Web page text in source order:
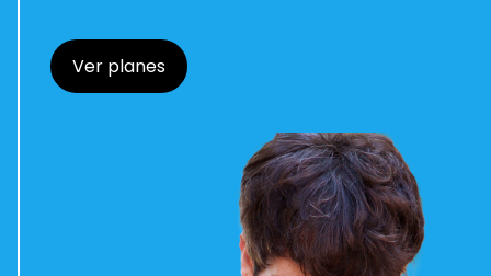
Ver planes